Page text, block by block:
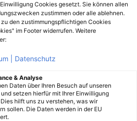
Cookies gesetzt. Sie können allen
zustimmen oder alle ablehnen.
den zustimmungspflichtigen Cookies
im Footer widerrufen. Weitere
| Datenschutz
& Analyse
Daten über Ihren Besuch auf unseren
und setzen hierfür mit Ihrer Einwilligung
hilft uns zu verstehen, was wir
sollen. Die Daten werden in der EU